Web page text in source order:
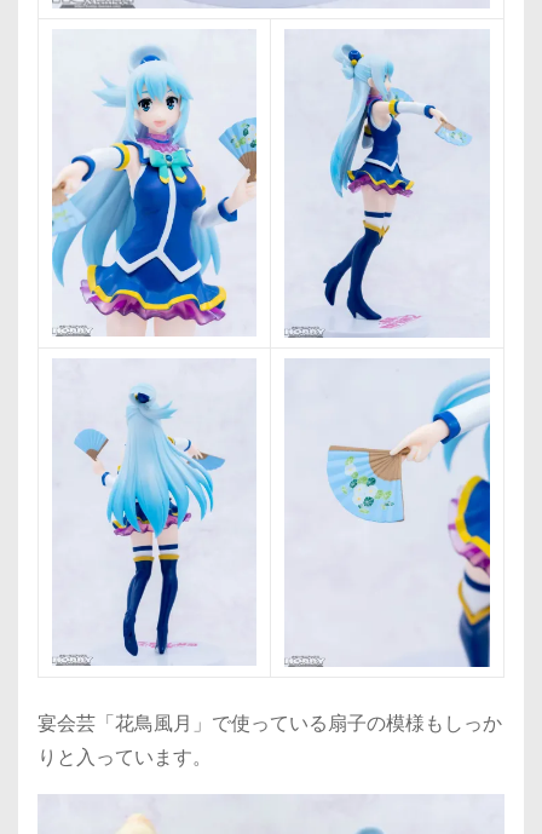
宴会芸「花鳥風月」で使っている扇子の模様もしっか
りと入っています。